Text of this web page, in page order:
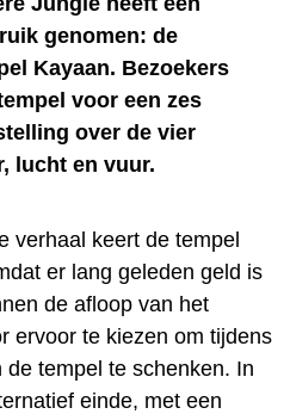
genomen: de
Kayaan. Bezoekers
voor een zes
over de vier
lucht en vuur.
verhaal keert de tempel
er lang geleden geld is
de afloop van het
ervoor te kiezen om tijdens
tempel te schenken. In
einde, met een